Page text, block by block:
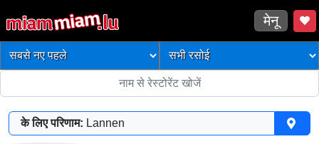
मेनू
के लिए परिणाम: Lannen